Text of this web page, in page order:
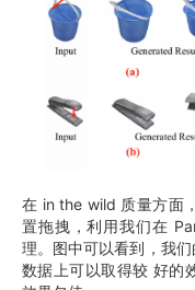
在 in the wild 质量方面
置拖拽，利用我们在
理。图中可以看到，我
数据上可以取得较 好的